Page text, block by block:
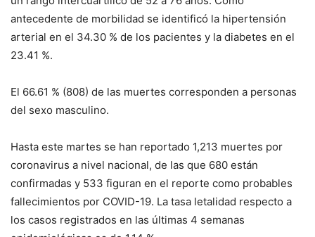
antecedente de morbilidad se identificó la hipertensión
arterial en el 34.30 % de los pacientes y la diabetes en el
23.41 %.
El 66.61 % (808) de las muertes corresponden a personas
del sexo masculino.
Hasta este martes se han reportado 1,213 muertes por
coronavirus a nivel nacional, de las que 680 están
confirmadas y 533 figuran en el reporte como probables
fallecimientos por COVID-19. La tasa letalidad respecto a
los casos registrados en las últimas 4 semanas